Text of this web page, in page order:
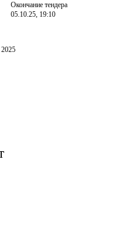
Окончание тендера
05.10.25, 19:10
2025